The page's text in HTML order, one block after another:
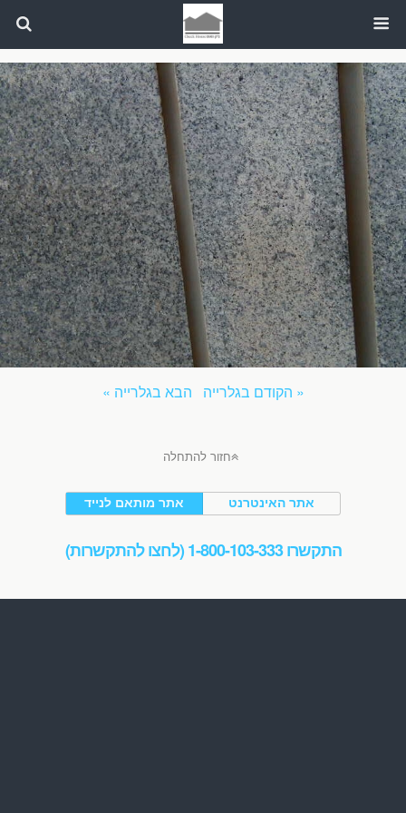
« הקודם בגלרייה הבא בגלרייה »
חזור להתחלה
אתר מותאם לנייד אתר האינטרנט
התקשרו 1-800-103-333 (לחצו להתקשרות)